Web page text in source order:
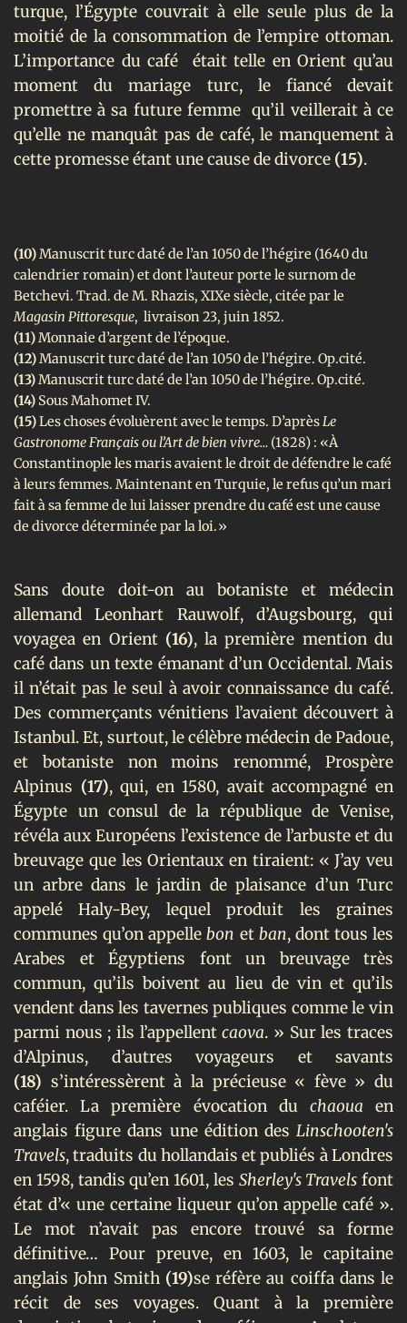
turque, l’Égypte couvrait à elle seule plus de la
moitié de la consommation de l’empire ottoman.
L’importance du café
était telle en Orient qu’au
moment du mariage turc, le fiancé devait
promettre à sa future femme qu’il veillerait à ce
qu’elle ne manquât pas de café, le manquement à
cette promesse étant une cause de divorce (15).
(10)Manuscrit turc daté de l’an 1050 de l’hégire (1640 du
calendrier romain) et dont l’auteur porte le surnom de
Betchevi. Trad. de M. Rhazis, XIXe siècle, citée par le
Magasin Pittoresque, livraison 23, juin 1852.
(11)Monnaie d’argent de l’époque.
(12)Manuscrit turc daté de l’an 1050 de l’hégire. Op.cité.
(13)Manuscrit turc daté de l’an 1050 de l’hégire. Op.cité.
(14) Sous Mahomet IV.
(15)Les choses évoluèrent avec le temps. D’aprèsLe
Gastronome Français ou l’Art de bien vivre… (1828) : «À
Constantinople les maris avaient le droit de défendre le café
à leurs femmes. Maintenant en Turquie, le refus qu’un mari
fait à sa femme de lui laisser prendre du café est une cause
de divorce déterminée par la loi.»
Sans doute doit-on au botaniste et médecin
allemand Leonhart Rauwolf, d’Augsbourg, qui
voyagea en Orient (16), la première mention du
café dans un texte émanant d’un Occidental. Mais
il n’était pas le seul à avoir connaissance du café.
Des commerçants vénitiens l’avaient découvert à
Istanbul. Et, surtout, le célèbre médecin de Padoue,
et botaniste non moins renommé, Prospère
Alpinus (17), qui, en 1580, avait accompagné en
Égypte un consul de la république de Venise,
révéla aux Européens l’existence de l’arbuste et du
breuvage que les Orientaux en tiraient: « J’ay veu
un arbre dans le jardin de plaisance d’un Turc
appelé Haly-Bey, lequel produit les graines
communes qu’on appellebon et ban, dont tous les
Arabes et Égyptiens font un breuvage très
commun, qu’ils boivent au lieu de vin et qu’ils
vendent dans les tavernes publiques comme le vin
parmi nous ; ils l’appellentcaova. » Sur les traces
d’Alpinus, d’autres voyageurs et savants
(18) s’intéressèrent à la précieuse « fève » du
caféier. La première évocation du chaouaen
anglais figure dans une édition des Linschooten's
Travels, traduits du hollandais et publiés à Londres
en 1598, tandis qu’en 1601, les Sherley's Travels font
état d’« une certaine liqueur qu’on appelle café ».
Le mot n’avait pas encore trouvé sa forme
définitive… Pour preuve, en 1603, le capitaine
anglais John Smith(19)se réfère au coiffa dans le
récit de ses voyages. Quant à la première